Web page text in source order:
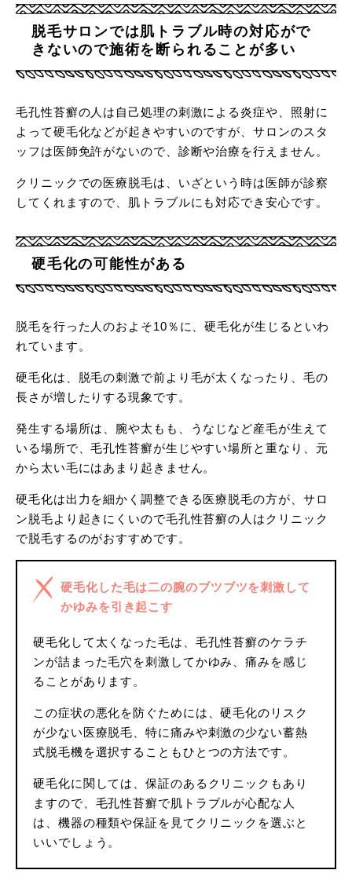
脱毛サロンでは肌トラブル時の対応がで
きないので施術を断られることが多い
毛孔性苔癬の人は自己処理の刺激による炎症や、照射に
よって硬毛化などが起きやすいのですが、サロンのスタ
ッフは医師免許がないので、診断や治療を行えません。
クリニックでの医療脱毛は、いざという時は医師が診察
してくれますので、肌トラブルにも対応でき安心です。
硬毛化の可能性がある
脱毛を行った人のおよそ10％に、硬毛化が生じるといわ
れています。
硬毛化は、脱毛の刺激で前より毛が太くなったり、毛の
長さが増したりする現象です。
発生する場所は、腕や太もも、うなじなど産毛が生えて
いる場所で、毛孔性苔癬が生じやすい場所と重なり、元
から太い毛にはあまり起きません。
硬毛化は出力を細かく調整できる医療脱毛の方が、サロ
ン脱毛より起きにくいので毛孔性苔癬の人はクリニック
で脱毛するのがおすすめです。
硬毛化した毛は二の腕のブツブツを刺激して
かゆみを引き起こす
硬毛化して太くなった毛は、毛孔性苔癬のケラチ
ンが詰まった毛穴を刺激してかゆみ、痛みを感じ
ることがあります。
この症状の悪化を防ぐためには、硬毛化のリスク
が少ない医療脱毛、特に痛みや刺激の少ない蓄熱
式脱毛機を選択することもひとつの方法です。
硬毛化に関しては、保証のあるクリニックもあり
ますので、毛孔性苔癬で肌トラブルが心配な人
は、機器の種類や保証を見てクリニックを選ぶと
いいでしょう。